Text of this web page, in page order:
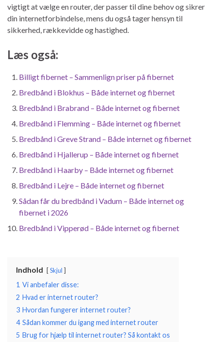
vigtigt at vælge en router, der passer til dine behov og sikrer
din internetforbindelse, mens du også tager hensyn til
sikkerhed, rækkevidde og hastighed.
Læs også:
Billigt fibernet – Sammenlign priser på fibernet
Bredbånd i Blokhus – Både internet og fibernet
Bredbånd i Brabrand – Både internet og fibernet
Bredbånd i Flemming – Både internet og fibernet
Bredbånd i Greve Strand – Både internet og fibernet
Bredbånd i Hjallerup – Både internet og fibernet
Bredbånd i Haarby – Både internet og fibernet
Bredbånd i Lejre – Både internet og fibernet
Sådan får du bredbånd i Vadum – Både internet og
fibernet i 2026
Bredbånd i Vipperød – Både internet og fibernet
Indhold Skjul
1 Vi anbefaler disse:
2 Hvad er internet router?
3 Hvordan fungerer internet router?
4 Sådan kommer du igang med internet router
5 Brug for hjælp til internet router? Så kontakt os